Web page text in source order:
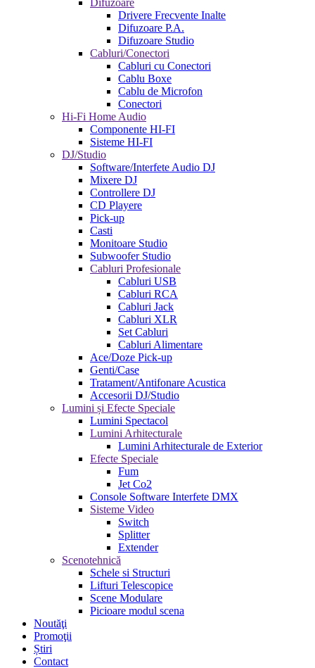
Difuzoare
Drivere Frecvente Inalte
Difuzoare P.A.
Difuzoare Studio
Cabluri/Conectori
Cabluri cu Conectori
Cablu Boxe
Cablu de Microfon
Conectori
Hi-Fi Home Audio
Componente HI-FI
Sisteme HI-FI
DJ/Studio
Software/Interfete Audio DJ
Mixere DJ
Controllere DJ
CD Playere
Pick-up
Casti
Monitoare Studio
Subwoofer Studio
Cabluri Profesionale
Cabluri USB
Cabluri RCA
Cabluri Jack
Cabluri XLR
Set Cabluri
Cabluri Alimentare
Ace/Doze Pick-up
Genti/Case
Tratament/Antifonare Acustica
Accesorii DJ/Studio
Lumini și Efecte Speciale
Lumini Spectacol
Lumini Arhitecturale
Lumini Arhitecturale de Exterior
Efecte Speciale
Fum
Jet Co2
Console Software Interfete DMX
Sisteme Video
Switch
Splitter
Extender
Scenotehnică
Schele si Structuri
Lifturi Telescopice
Scene Modulare
Picioare modul scena
Noutăţi
Promoţii
Știri
Contact